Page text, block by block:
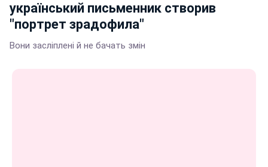
український письменник створив
"портрет зрадофила"
Вони засліплені й не бачать змін